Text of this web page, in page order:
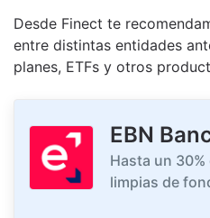
Desde Finect te
entre distintas entidades
planes, ETFs y otros
EBN
Hasta un
limpias de